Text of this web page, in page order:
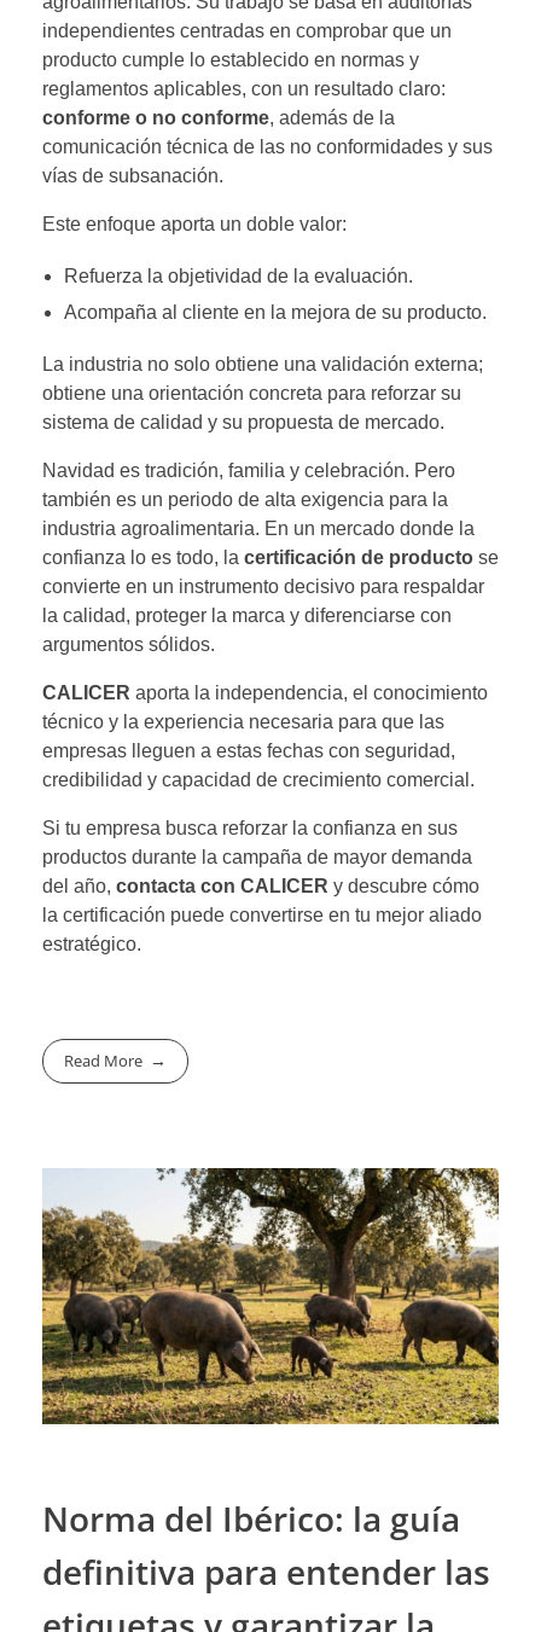
independientes centradas en comprobar que un
producto cumple lo establecido en normas y
reglamentos aplicables, con un resultado claro:
conforme o no conforme, además de la
comunicación técnica de las no conformidades y sus
vías de subsanación.
Este enfoque aporta un doble valor:
Refuerza la objetividad de la evaluación.
Acompaña al cliente en la mejora de su producto.
La industria no solo obtiene una validación externa;
obtiene una orientación concreta para reforzar su
sistema de calidad y su propuesta de mercado.
Navidad es tradición, familia y celebración. Pero
también es un periodo de alta exigencia para la
industria agroalimentaria. En un mercado donde la
confianza lo es todo, la certificación de producto se
convierte en un instrumento decisivo para respaldar
la calidad, proteger la marca y diferenciarse con
argumentos sólidos.
CALICER aporta la independencia, el conocimiento
técnico y la experiencia necesaria para que las
empresas lleguen a estas fechas con seguridad,
credibilidad y capacidad de crecimiento comercial.
Si tu empresa busca reforzar la confianza en sus
productos durante la campaña de mayor demanda
del año, contacta con CALICER y descubre cómo
la certificación puede convertirse en tu mejor aliado
estratégico.
Read More
Norma del Ibérico: la guía
definitiva para entender las